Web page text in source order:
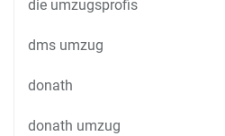
die umzugsprofis
dms umzug
donath
donath umzug